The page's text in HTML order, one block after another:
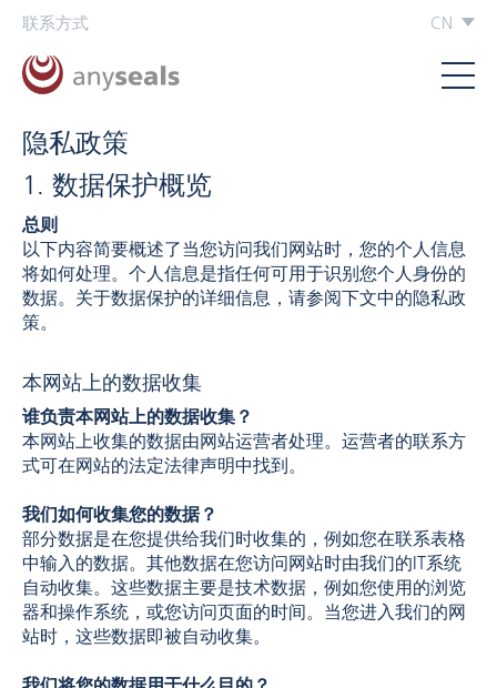
联系方式 CN
隐私政策
1. 数据保护概览
总则
以下内容简要概述了当您访问我们网站时，您的个人信息
将如何处理。个人信息是指任何可用于识别您个人身份的
数据。关于数据保护的详细信息，请参阅下文中的隐私政
策。
本网站上的数据收集
谁负责本网站上的数据收集？
本网站上收集的数据由网站运营者处理。运营者的联系方
式可在网站的法定法律声明中找到。
我们如何收集您的数据？
部分数据是在您提供给我们时收集的，例如您在联系表格
中输入的数据。其他数据在您访问网站时由我们的IT系统
自动收集。这些数据主要是技术数据，例如您使用的浏览
器和操作系统，或您访问页面的时间。当您进入我们的网
站时，这些数据即被自动收集。